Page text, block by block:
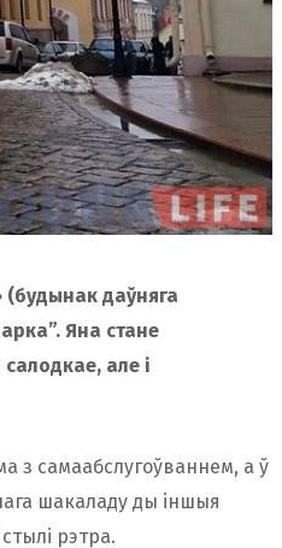
(будынак даўняга
Яна стане
але і
з самаабслугоўваннем, а ў
шакаладу ды іншыя
рэтра.